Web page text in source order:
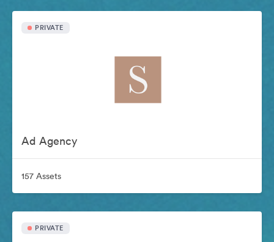
PRIVATE
Ad Agency
157 Assets
PRIVATE